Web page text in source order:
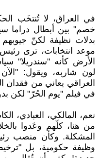
في العراق، لا تُنتخَب
خصم" بين أبطال دراما
بدلات نظيفة لكنّ
موعد انتخابات، ترى
الأرض كأنه "سندريلا"
لون شاربه، ويقول:
العراقي يعاني من فقدان
في فيلم "يوم الحُرّ" لكن
نعم، المالكي، العبادي،
من هنا، كلّهم وعَدوا
المشكلة. وكأن منصب
وظيفة حكومية، بل